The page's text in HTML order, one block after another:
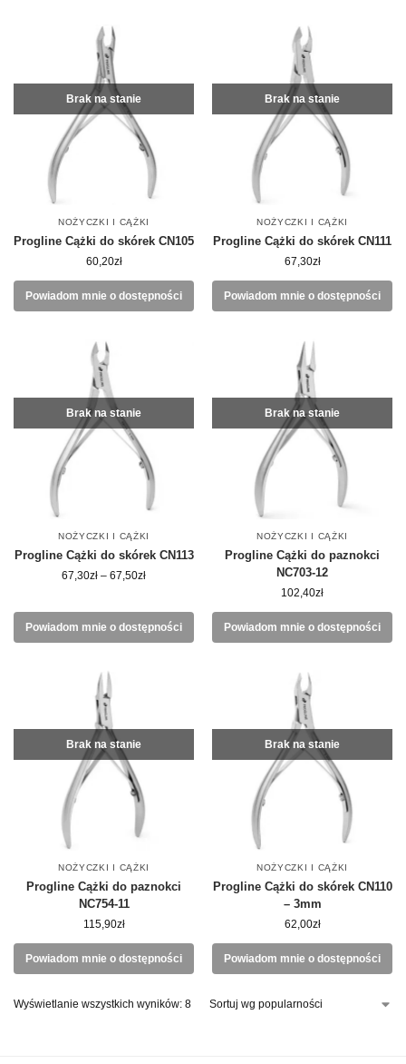
Brak na stanie
NOŻYCZKI I CĄŻKI
Progline Cążki do skórek CN105
60,20zł
Powiadom mnie o dostępności
Brak na stanie
NOŻYCZKI I CĄŻKI
Progline Cążki do skórek CN111
67,30zł
Powiadom mnie o dostępności
Brak na stanie
NOŻYCZKI I CĄŻKI
Progline Cążki do skórek CN113
67,30zł – 67,50zł
Powiadom mnie o dostępności
Brak na stanie
NOŻYCZKI I CĄŻKI
Progline Cążki do paznokci
NC703-12
102,40zł
Powiadom mnie o dostępności
Brak na stanie
NOŻYCZKI I CĄŻKI
Progline Cążki do paznokci
NC754-11
115,90zł
Powiadom mnie o dostępności
Brak na stanie
NOŻYCZKI I CĄŻKI
Progline Cążki do skórek CN110
– 3mm
62,00zł
Powiadom mnie o dostępności
Wyświetlanie wszystkich wyników: 8